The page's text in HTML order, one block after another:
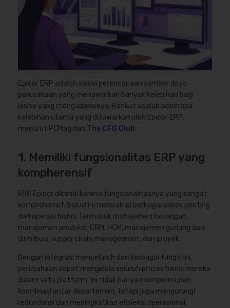
Epicor ERP adalah solusi perencanaan sumber daya
perusahaan yang menawarkan banyak kelebihan bagi
bisnis yang mengadopsinya. Berikut adalah beberapa
kelebihan utama yang ditawarkan oleh Epicor ERP,
menurut PCMag dan The CFO Club:
1. Memiliki fungsionalitas ERP yang
kompherensif
ERP Epicor dikenal karena fungsionalitasnya yang sangat
komprehensif. Solusi ini mencakup berbagai aspek penting
dari operasi bisnis, termasuk manajemen keuangan,
manajemen produksi, CRM, HCM, manajemen gudang dan
distribusi, supply chain management, dan proyek.
Dengan integrasi menyeluruh dari berbagai fungsi ini,
perusahaan dapat mengelola seluruh proses bisnis mereka
dalam satu platform. Ini tidak hanya mempermudah
koordinasi antar departemen, tetapi juga mengurangi
redundansi dan meningkatkan efisiensi operasional.